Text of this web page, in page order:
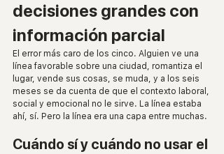
decisiones grandes con
información parcial
El error más caro de los cinco. Alguien ve una
línea favorable sobre una ciudad, romantiza el
lugar, vende sus cosas, se muda, y a los seis
meses se da cuenta de que el contexto laboral,
social y emocional no le sirve. La línea estaba
ahí, sí. Pero la línea era una capa entre muchas.
Cuándo sí y cuándo no usar el